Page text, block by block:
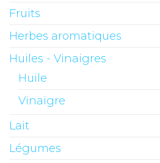
Fruits
Herbes aromatiques
Huiles - Vinaigres
Huile
Vinaigre
Lait
Légumes